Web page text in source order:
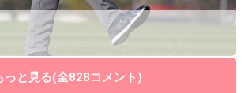
+736
っと見る(全828コメント)